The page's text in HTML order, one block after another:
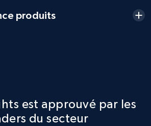
358+ Commencer
produits
est approuvé par les
du secteur